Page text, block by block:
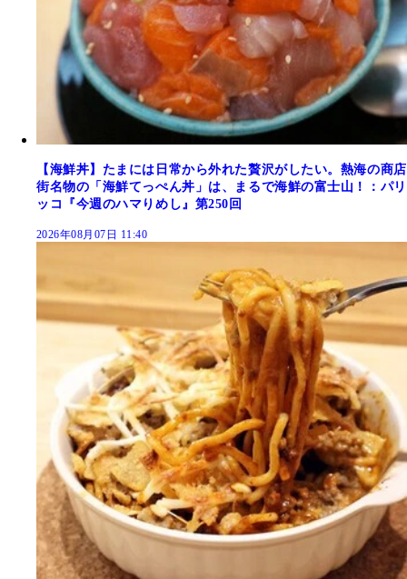
【海鮮丼】たまには日常から外れた贅沢がしたい。熱海の商店
街名物の「海鮮てっぺん丼」は、まるで海鮮の富士山！：パリ
ッコ『今週のハマりめし』第250回
2026年08月07日 11:40